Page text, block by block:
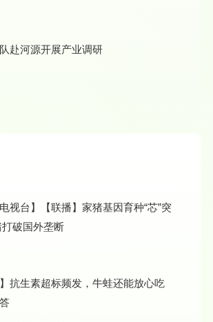
赴河源开展产业调研
视台】【联播】家猪基因育种“芯”突
破国外垄断
】抗生素超标频发，牛蛙还能放心吃